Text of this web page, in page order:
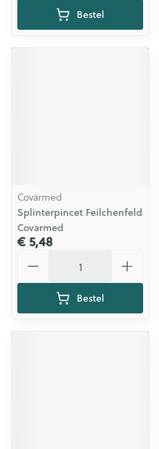
Bestel
Covarmed
Splinterpincet Feilchenfeld
Covarmed
€ 5,48
Bestel